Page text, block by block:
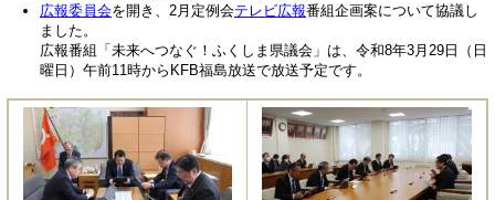
広報委員会を開き、2月定例会テレビ広報番組企画案について協議し
ました。
広報番組「未来へつなぐ！ふくしま県議会」は、令和8年3月29日（日
曜日）午前11時からKFB福島放送で放送予定です。